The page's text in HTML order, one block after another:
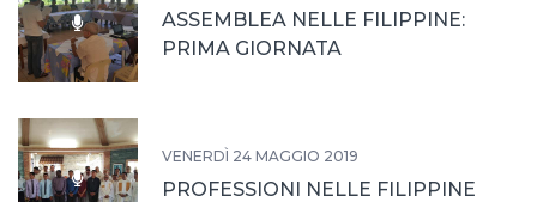
ASSEMBLEA NELLE FILIPPINE:
PRIMA GIORNATA
VENERDÌ 24 MAGGIO 2019
PROFESSIONI NELLE FILIPPINE